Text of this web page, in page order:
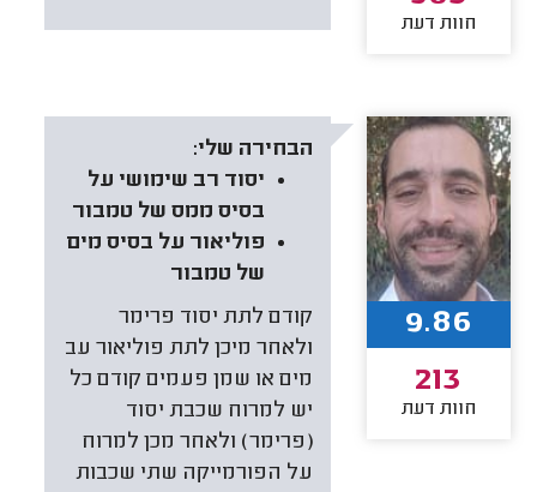
חוות דעת
הבחירה שלי:
יסוד רב שימושי על
בסיס ממס של טמבור
פוליאור על בסיס מים
של טמבור
קודם לתת יסוד פרימר
ולאחר מיכן לתת פוליאור עב
מים או שמן פעמים קודם כל
יש למרוח שכבת יסוד
(פרימר) ולאחר מכן למרוח
על הפורמייקה שתי שכבות
9.86
213
חוות דעת